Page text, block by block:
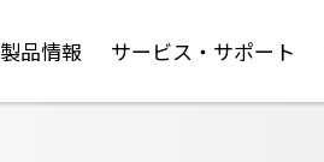
製品情報 サービス・サポート